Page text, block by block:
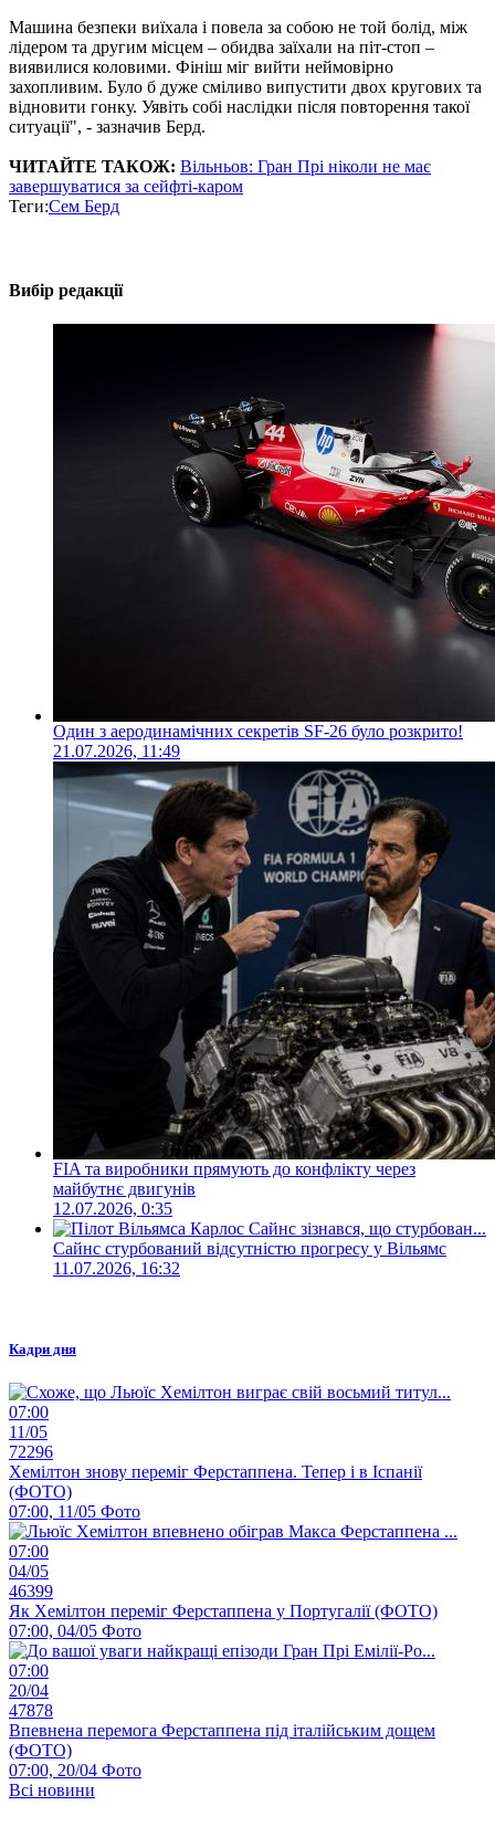
Машина безпеки виїхала і повела за собою не той болід, між
лідером та другим місцем – обидва заїхали на піт-стоп –
виявилися коловими. Фініш міг вийти неймовірно
захопливим. Було б дуже сміливо випустити двох кругових та
відновити гонку. Уявіть собі наслідки після повторення такої
ситуації", - зазначив Берд.
ЧИТАЙТЕ ТАКОЖ: Вільньов: Гран Прі ніколи не має
завершуватися за сейфті-каром
Теги:Сем Берд
Вибір редакції
Один з аеродинамічних секретів SF-26 було розкрито!
21.07.2026, 11:49
FIA та виробники прямують до конфлікту через
майбутнє двигунів
12.07.2026, 0:35
Сайнс стурбований відсутністю прогресу у Вільямс
11.07.2026, 16:32
Кадри дня
07:00
11/05
72296
Хемілтон знову переміг Ферстаппена. Тепер і в Іспанії
(ФОТО)
07:00, 11/05 Фото
07:00
04/05
46399
Як Хемілтон переміг Ферстаппена у Португалії (ФОТО)
07:00, 04/05 Фото
07:00
20/04
47878
Впевнена перемога Ферстаппена під італійським дощем
(ФОТО)
07:00, 20/04 Фото
Всі новини